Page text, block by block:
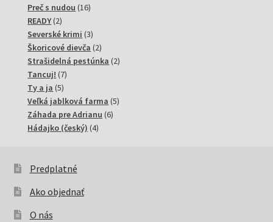
produktov
Preč s nudou 1616
READY 22
produkty
Severské krimi 33
produkty
Škoricové dievča 22
produkty
Strašidelná pestúnka 22
Tancuj! 77
Ty a ja 55
produktov
Veľká jablková farma 55
Záhada pre Adrianu 66
Hádajko (český) 44
Predplatné
Ako objednať
O nás